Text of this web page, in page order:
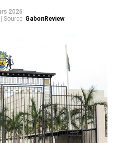
2026
| Source: GabonReview